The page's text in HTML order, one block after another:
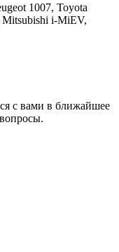
1007, Toyota
Mitsubishi i-MiEV,
с вами в ближайшее